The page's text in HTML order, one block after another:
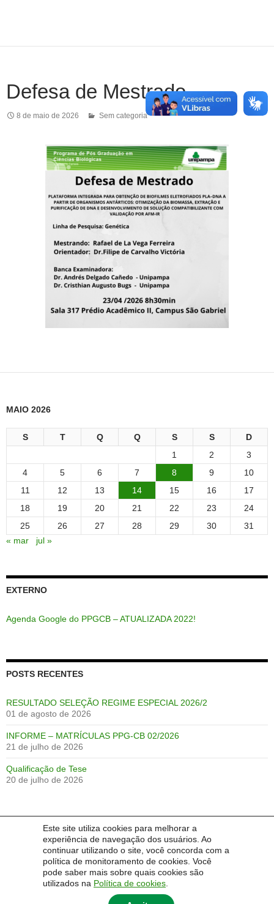
Este site utiliza cookies para melhorar a
experiência de navegação dos usuários. Ao
continuar utilizando o site, você concorda com a
política de monitoramento de cookies. Você
pode saber mais sobre quais cookies são
utilizados na Política de cookies
Defesa de Mestrado
8 de maio de 2026 Sem categoria
MAIO 2026
S T Q Q S S
D
1
2
3
4
5 6 7 8 9
10
11
12 13 14 15 16
17
18
19 20 21 22 23
24
25
26 27 28 29 30
31
« mar
jul »
EXTERNO
Agenda Google do PPGCB – ATUALIZADA 2022!
POSTS RECENTES
RESULTADO SELEÇÃO REGIME ESPECIAL 2026/2
01 de agosto de 2026
INFORME – MATRÍCULAS PPG-CB 02/2026
21 de julho de 2026
Qualificação de Tese
20 de julho de 2026
Português English Español